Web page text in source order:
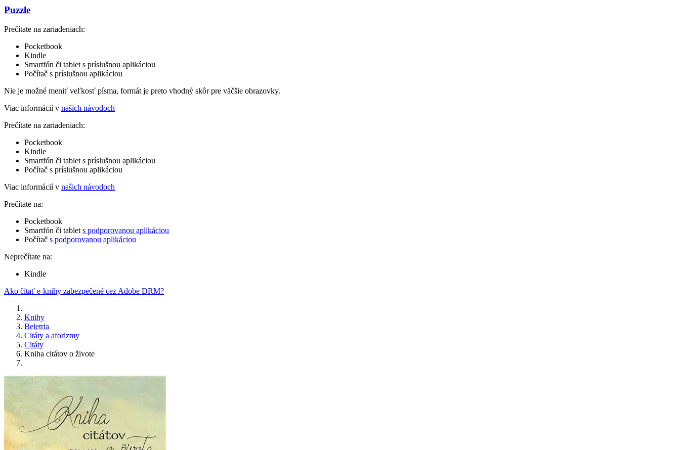
Puzzle
Prečítate na zariadeniach:
Pocketbook
Kindle
Smartfón či tablet s príslušnou aplikáciou
Počítač s príslušnou aplikáciou
Nie je možné meniť veľkosť písma, formát je preto vhodný skôr pre väčšie obrazovky.
Viac informácií v našich návodoch
Prečítate na zariadeniach:
Pocketbook
Kindle
Smartfón či tablet s príslušnou aplikáciou
Počítač s príslušnou aplikáciou
Viac informácií v našich návodoch
Prečítate na:
Pocketbook
Smartfón či tablet s podporovanou aplikáciou
Počítač s podporovanou aplikáciou
Neprečítate na:
Kindle
Ako čítať e-knihy zabezpečené cez Adobe DRM?
Knihy
Beletria
Citáty a aforizmy
Citáty
Kniha citátov o živote